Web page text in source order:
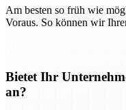
Am besten so früh wie
Voraus. So können wir
Bietet Ihr
an?